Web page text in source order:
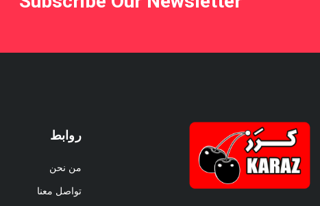
روابط
من نحن
تواصل معنا